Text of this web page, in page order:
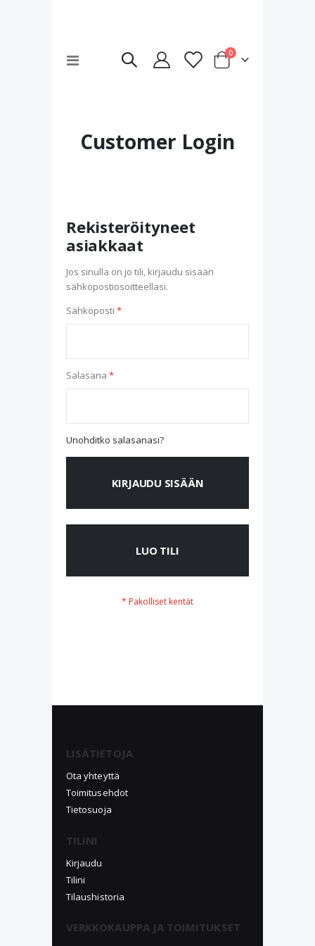
Toggle
Cart
0tuotteet
Customer Login
Rekisteröityneet
asiakkaat
Jos sinulla on jo tili, kirjaudu sisään
sähköpostiosoitteellasi.
Sähköposti
Salasana
Unohditko salasanasi?
KIRJAUDU SISÄÄN
LUO TILI
LISÄTIETOJA
Ota yhteyttä
Toimitusehdot
Tietosuoja
TILINI
Kirjaudu
Tilini
Tilaushistoria
VERKKOKAUPPA JA TOIMITUKSET